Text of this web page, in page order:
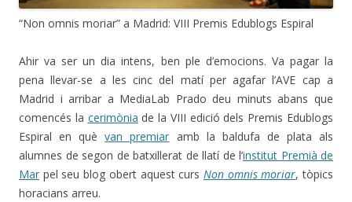
“Non omnis moriar” a Madrid: VIII Premis Edublogs Espiral
Ahir va ser un dia intens, ben ple d’emocions. Va pagar la
pena llevar-se a les cinc del matí per agafar l’AVE cap a
Madrid i arribar a MediaLab Prado deu minuts abans que
comencés la cerimònia de la VIII edició dels Premis Edublogs
Espiral en quèvan premiar amb la baldufa de plata als
alumnes de segon de batxillerat de llatí de l’institut Premià de
Mar pel seu blog obert aquest curs Non omnis moriar, tòpics
horacians arreu.